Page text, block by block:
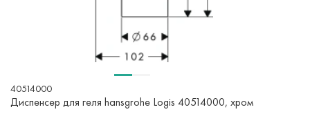
40514000
Диспенсер для геля hansgrohe Logis 40514000, хром